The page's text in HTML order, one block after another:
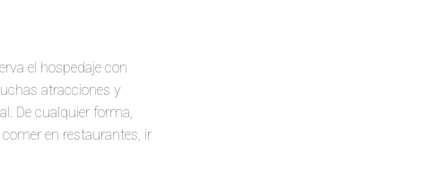
el hospedaje con
atracciones y
De cualquier forma,
en restaurantes, ir